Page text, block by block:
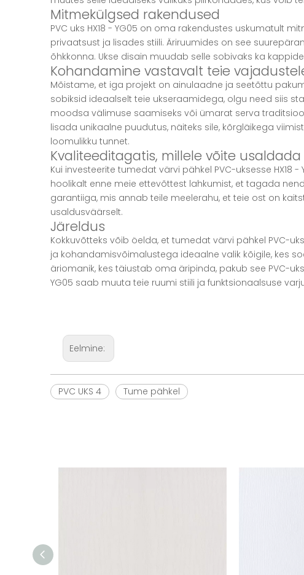
Mitmekülgsed rakendused
PVC uks HX18 - YG05 on oma rakendustes uskumatult
privaatsust ja lisades stiili. Äriruumides on see
õhkkonna. Ukse disain muudab selle sobivaks ka
Kohandamine vastavalt teie
Mõistame, et iga projekt on ainulaadne ja seetõttu
sobiksid ideaalselt teie ukseraamidega, olgu need siis
moodsa välimuse saamiseks või ümarat serva
lisada unikaalne puudutus, näiteks sile, kõrgläikega
loomulikku tunnet.
Kvaliteeditagatis, millele võite usaldada
Kui investeerite tumedat värvi pähkel PVC-uksesse
hoolikalt enne meie ettevõttest lahkumist, et tagada
garantiiga, mis annab teile meelerahu, et teie ost on
usaldusväärselt.
Järeldus
Kokkuvõtteks võib öelda, et tumedat värvi pähkel PVC-
ja kohandamisvõimalustega ideaalne valik kõigile, kes
äriomanik, kes täiustab oma äripinda, pakub see PVC-
YG05 saab muuta teie ruumi stiili ja funktsionaalsuse
Eelmine:
PVC UKS 4 Tume pähkel